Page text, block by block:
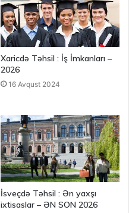
Xaricdə Təhsil : İş İmkanları –
2026
16 Avqust 2024
İsveçdə Təhsil : Ən yaxşı
ixtisaslar – ƏN SON 2026